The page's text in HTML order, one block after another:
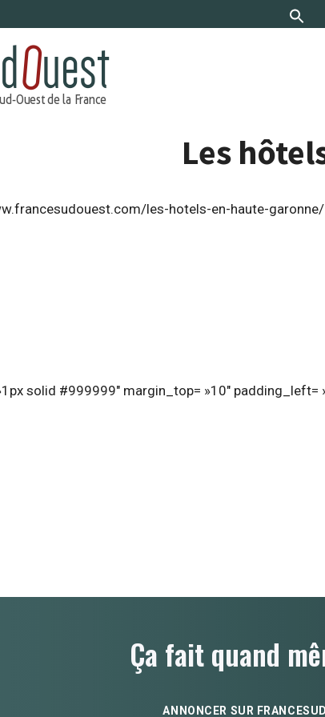
Les
les-hotels-en-haute-
solid #999999″ margin_top= »10″ padding_left=
Ça fait quand
ANNONCER SUR